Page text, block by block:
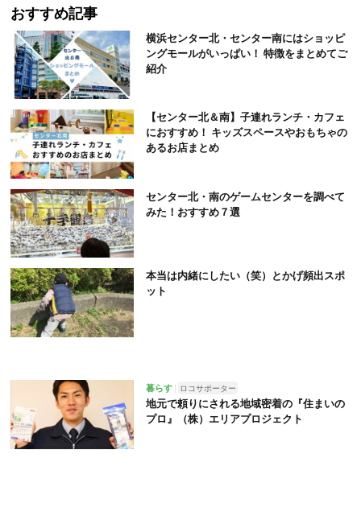
おすすめ記事
横浜センター北・センター南にはショッピ
ングモールがいっぱい！ 特徴をまとめてご
紹介
【センター北＆南】子連れランチ・カフェ
におすすめ！ キッズスペースやおもちゃの
あるお店まとめ
センター北・南のゲームセンターを調べて
みた！おすすめ７選
本当は内緒にしたい（笑）とかげ頻出スポ
ット
暮らす ロコサポーター
地元で頼りにされる地域密着の『住まいの
プロ』（株）エリアプロジェクト